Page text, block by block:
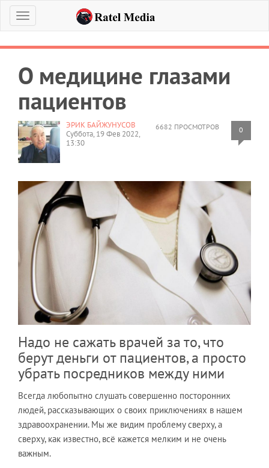
Меню
О медицине глазами
пациентов
6682 ПРОСМОТРОВ 0
ЭРИК БАЙЖУНУСОВ
Суббота, 19 Фев 2022,
13:30
Надо не сажать врачей за то, что
берут деньги от пациентов, а просто
убрать посредников между ними
Всегда любопытно слушать совершенно посторонних
людей, рассказывающих о своих приключениях в нашем
здравоохранении. Мы же видим проблему сверху, а
сверху, как известно, всё кажется мелким и не очень
важным.